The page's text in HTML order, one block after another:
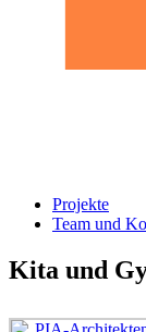
Projekte
Team und
Kita und